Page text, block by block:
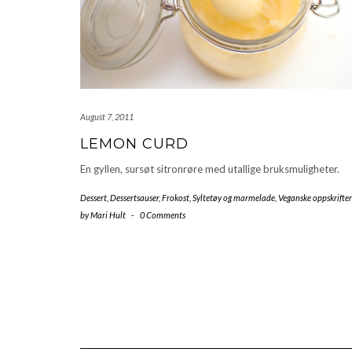
August 7, 2011
LEMON CURD
En gyllen, sursøt sitronrøre med utallige bruksmuligheter.
Dessert Dessertsauser, Frokost Syltetøy og marmelade Veganske oppskrifter
byMari Hult - 0 Comments